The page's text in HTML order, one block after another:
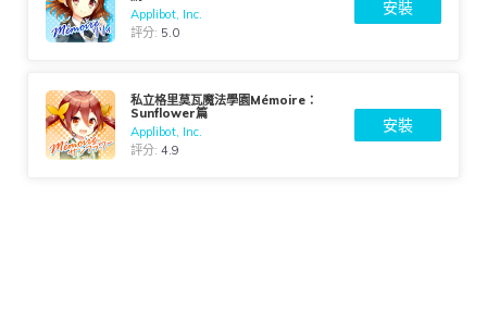
Applibot, Inc.
評分: 5.0
安裝
私立格里莫瓦魔法學園Mémoire：
Sunflower篇
Applibot, Inc.
評分:4.9
安裝